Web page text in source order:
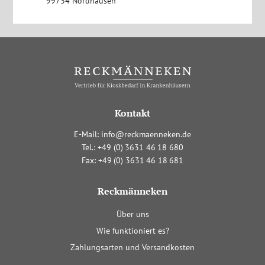
Kontakt
E-Mail: info@reckmaenneken.de
Tel.:+49 (0) 3631 46 18 680
Fax: +49 (0) 3631 46 18 681
Reckmänneken
überspringen
Über uns
Wie funktioniert es?
Zahlungsarten und Versandkosten